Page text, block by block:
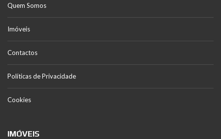
Quem Somos
Imóveis
Contactos
Políticas de Privacidade
Cookies
IMÓVEIS